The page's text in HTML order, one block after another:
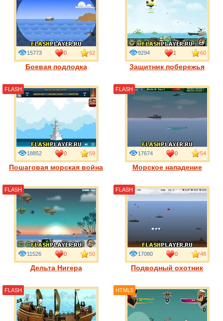
Боевая подлодка
15773 0 62
Защитник побережья
9294 1 60
Пошаговая морская война
18852 0 59
FLASH
Морское нападение
17674 0 54
FLASH
Дельта Нигера
11526 0 50
FLASH
Подводный охотник
17080 0 48
FLASH
FLASH HTML5